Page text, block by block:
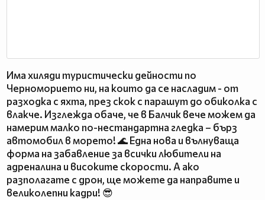
Има хиляди туристически дейности по
Черноморието ни, на които да се насладим - от
разходка с яхта, през скок с парашут до обиколка с
влакче. Изглежда обаче, че в Балчик вече можем да
намерим малко по-нестандартна гледка – бърз
автомобил в морето! 🌊 Една нова и вълнуваща
форма на забавление за всички любители на
адреналина и високите скорости. А ако
разполагате с дрон, ще можете да направите и
великолепни кадри! 😎